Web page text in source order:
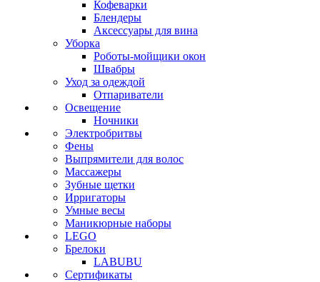
Кофеварки
Блендеры
Аксессуары для вина
Уборка
Роботы-мойщики окон
Швабры
Уход за одеждой
Отпариватели
Освещение
Ночники
Электробритвы
Фены
Выпрямители для волос
Массажеры
Зубные щетки
Ирригаторы
Умные весы
Маникюрные наборы
LEGO
Брелоки
LABUBU
Сертификаты